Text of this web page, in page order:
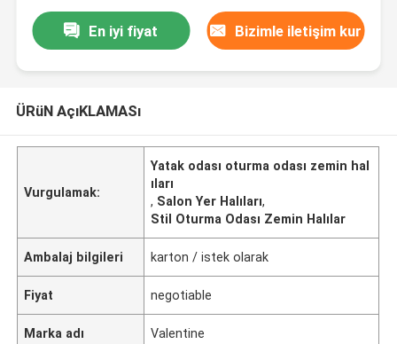
En iyi fiyat Bizimle iletişim kur
ÜRüN AçıKLAMASı
Vurgulamak:
Yatak odası oturma odası zemin hal
ıları
, Salon Yer Halıları,
Stil Oturma Odası Zemin Halılar
Ambalaj bilgileri karton / istek olarak
Fiyat negotiable
Marka adı Valentine